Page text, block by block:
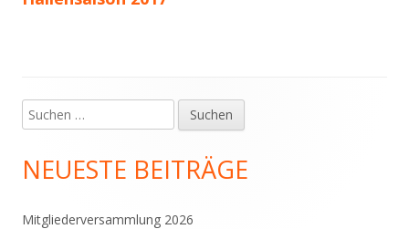
Haupt-
Seitenleiste
Suchen
nach:
NEUESTE BEITRÄGE
Mitgliederversammlung 2026